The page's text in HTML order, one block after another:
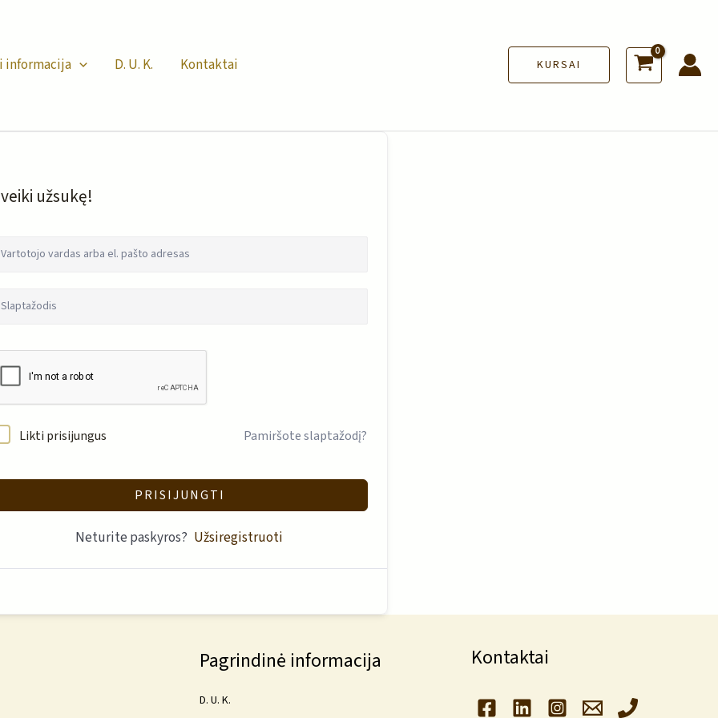
informacija D. U. K. Kontaktai KURSAI
užsukę!
Likti prisijungus Pamiršote slaptažodį?
PRISIJUNGTI
Neturite paskyros? Užsiregistruoti
Pagrindinė informacija
D. U. K.
Kontaktai